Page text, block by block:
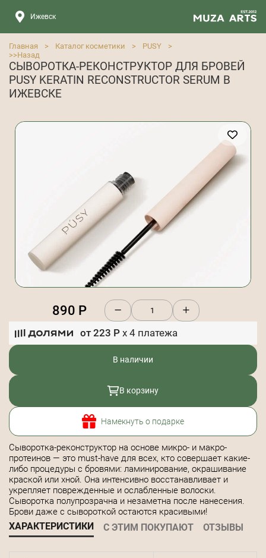
Ижевск
Главная > Каталог косметики > PUSY
>
>>Назад
СЫВОРОТКА-РЕКОНСТРУКТОР ДЛЯ БРОВЕЙ
PUSY KERATIN RECONSTRUCTOR SERUM В
ИЖЕВСКЕ
890 Р
от 223 Р x 4 платежа
В наличии
В корзину
Намекнуть о подарке
Сыворотка-реконструктор на основе микро- и макро-
протеинов — это must-have для всех, кто совершает какие-
либо процедуры с бровями: ламинирование, окрашивание
краской или хной. Она интенсивно восстанавливает и
укрепляет поврежденные и ослабленные волоски.
Сыворотка полупрозрачна и незаметна после нанесения.
Брови даже с сывороткой остаются красивыми!
ХАРАКТЕРИСТИКИ С ЭТИМ ПОКУПАЮТ ОТЗЫВЫ